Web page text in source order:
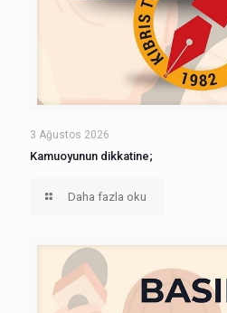
3 Ağustos 2026
Kamuoyunun dikkatine;
Daha fazla oku